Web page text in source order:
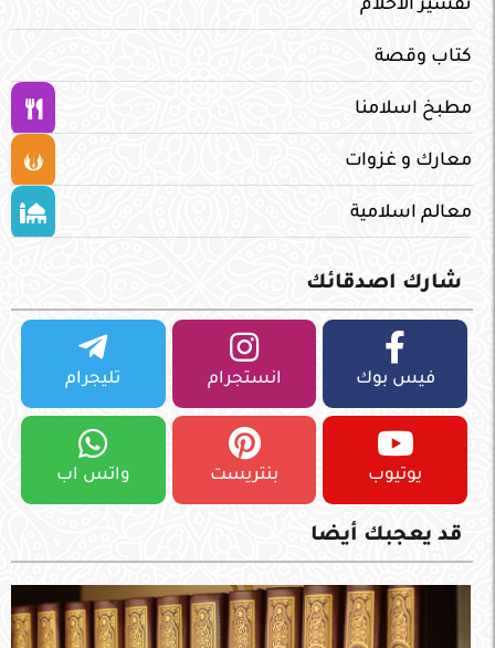
تفسير الاحلام
كتاب وقصة
مطبخ اسلامنا
معارك و غزوات
معالم اسلامية
شارك اصدقائك
فيس بوك انستجرام تليجرام
يوتيوب بنتريست واتس اب
قد يعجبك أيضا